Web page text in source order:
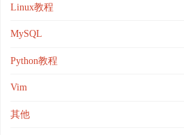
Linux教程
MySQL
Python教程
Vim
其他